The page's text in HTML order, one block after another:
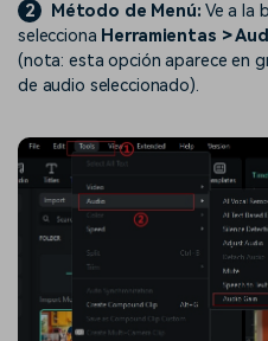
2 Método de Menú: Ve a la
selecciona Herramientas >
(nota: esta opción aparece en
de audio seleccionado).